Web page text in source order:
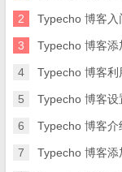
2 Typecho 博客
3 Typecho 博客
4 Typecho 博客利
5 Typecho 博客设
6 Typecho 博客介
7 Typecho 博客